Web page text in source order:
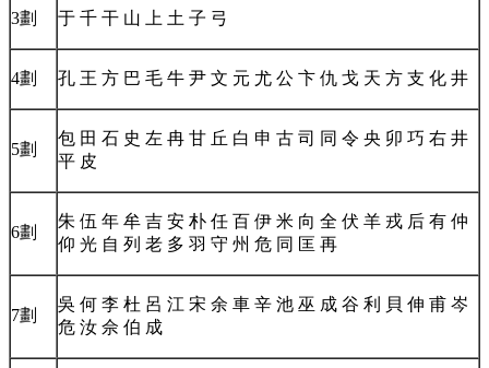
3劃 于 千 干 山 上 土 子 弓
4劃 孔 王 方 巴 毛 牛 尹 文 元 尤 公 卞 仇 戈 天 方 支 化 井
5劃
包 田 石 史 左 冉 甘 丘 白 申 古 司 同 令 央 卯 巧 右 井
平 皮
6劃
朱 伍 年 牟 吉 安 朴 任 百 伊 米 向 全 伏 羊 戎 后 有 仲
仰 光 自 列 老 多 羽 守 州 危 同 匡 再
7劃
吳 何 李 杜 呂 江 宋 余 車 辛 池 巫 成 谷 利 貝 伸 甫 岑
危 汝 佘 伯 成